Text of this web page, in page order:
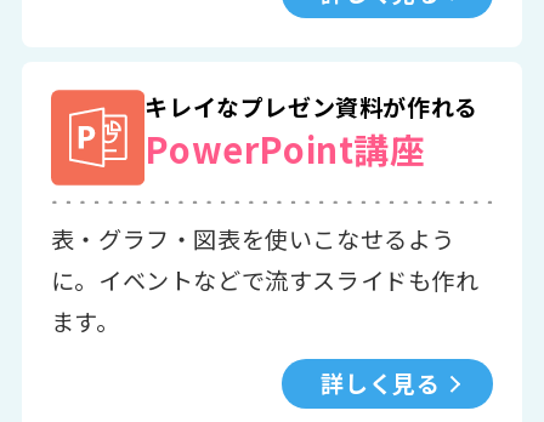
キレイなプレゼン資料が作れる
PowerPoint講座
表・グラフ・図表を使いこなせるよう
に。イベントなどで流すスライドも作れ
ます。
詳しく見る